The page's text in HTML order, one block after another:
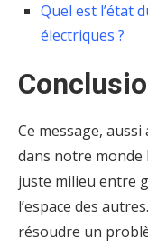
Quel est l’état
électriques ?
Ce message, aussi
dans notre
juste milieu entre
l’espace des
résoudre un